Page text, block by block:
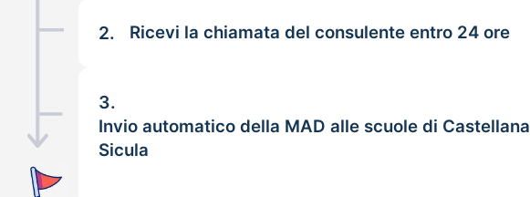
2. Ricevi la chiamata del consulente entro 24 ore
3.
Invio automatico della MAD alle scuole di Castellana
Sicula